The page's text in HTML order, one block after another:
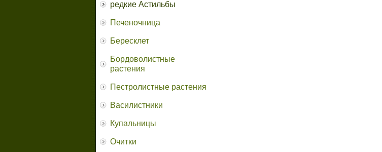
редкие Астильбы
Печеночница
Бересклет
Бордоволистные
растения
Пестролистные растения
Василистники
Купальницы
Очитки